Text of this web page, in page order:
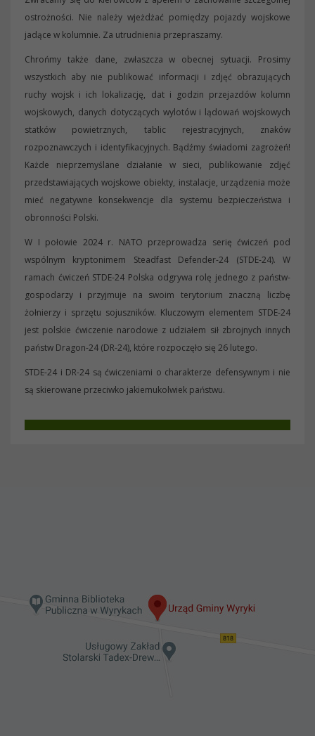
ostrożności. Nie należy wjeżdżać pomiędzy pojazdy wojskowe
jadące w kolumnie. Za utrudnienia przepraszamy.
Chrońmy także dane, zwłaszcza w obecnej sytuacji. Prosimy
wszystkich aby nie publikować informacji i zdjęć obrazujących
ruchy wojsk i ich lokalizację, dat i godzin przejazdów kolumn
wojskowych, danych dotyczących wylotów i lądowań wojskowych
statków powietrznych, tablic rejestracyjnych, znaków
rozpoznawczych i identyfikacyjnych. Bądźmy świadomi zagrożeń!
Każde nieprzemyślane działanie w sieci, publikowanie zdjęć
przedstawiających wojskowe obiekty, instalacje, urządzenia może
mieć negatywne konsekwencje dla systemu bezpieczeństwa i
obronności Polski.
W I połowie 2024 r. NATO przeprowadza serię ćwiczeń pod
wspólnym kryptonimem Steadfast Defender-24 (STDE-24). W
ramach ćwiczeń STDE-24 Polska odgrywa rolę jednego z państw-
gospodarzy i przyjmuje na swoim terytorium znaczną liczbę
żołnierzy i sprzętu sojuszników. Kluczowym elementem STDE-24
jest polskie ćwiczenie narodowe z udziałem sił zbrojnych innych
państw Dragon-24 (DR-24), które rozpoczęło się 26 lutego.
STDE-24 i DR-24 są ćwiczeniami o charakterze defensywnym i nie
są skierowane przeciwko jakiemukolwiek państwu.